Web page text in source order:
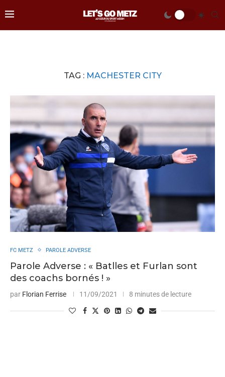
TAG : MACHESTER CITY
FC METZ PAROLE ADVERSE
Parole Adverse : « Batlles et Furlan sont
des coachs bornés ! »
par Florian Ferrise 11/09/2021 8 minutes de lecture